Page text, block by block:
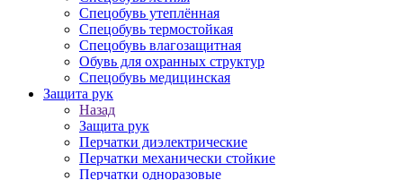
Спецобувь утеплённая
Спецобувь термостойкая
Спецобувь влагозащитная
Обувь для охранных структур
Спецобувь медицинская
Защита рук
Назад
Защита рук
Перчатки диэлектрические
Перчатки механически стойкие
Перчатки одноразовые